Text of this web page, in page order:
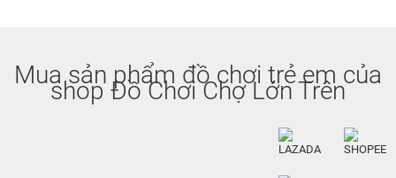
Mua sản phẩm đồ chơi trẻ em của
shop Đồ Chơi Chợ Lớn Trên